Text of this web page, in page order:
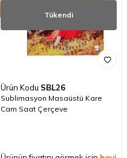
Tükendi
Ürün Kodu SBL26
Sublimasyon Masaüstü Kare
Cam Saat Çerçeve